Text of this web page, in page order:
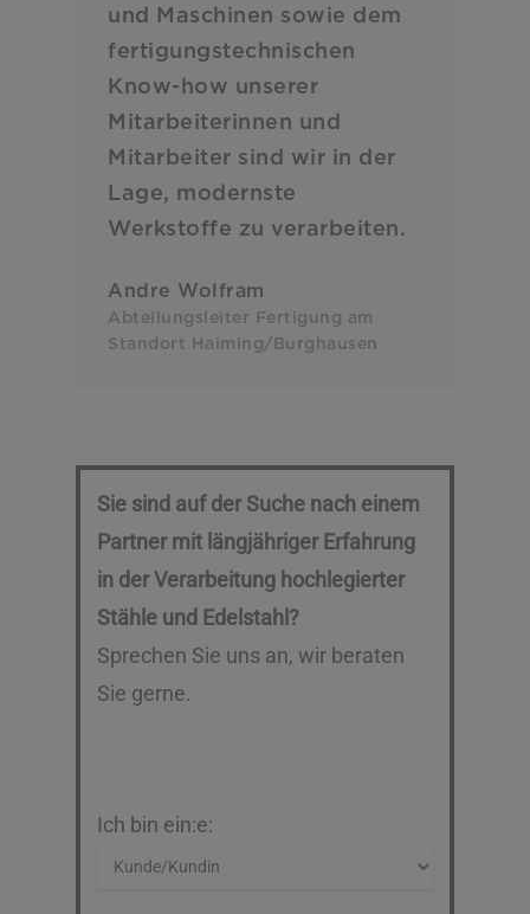
und Maschinen sowie dem
fertigungstechnischen
Know-how unserer
Mitarbeiterinnen und
Mitarbeiter sind wir in der
Lage, modernste
Werkstoffe zu verarbeiten.
Andre Wolfram
Abteilungsleiter Fertigung am
Standort Haiming/Burghausen
Sie sind auf der Suche nach einem
Partner mit längjähriger Erfahrung
in der Verarbeitung hochlegierter
Stähle und Edelstahl?
Sprechen Sie uns an, wir beraten
Sie gerne.
Ich bin ein:e: